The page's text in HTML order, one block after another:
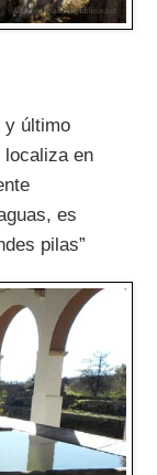
y último
localiza en
es
pilas”